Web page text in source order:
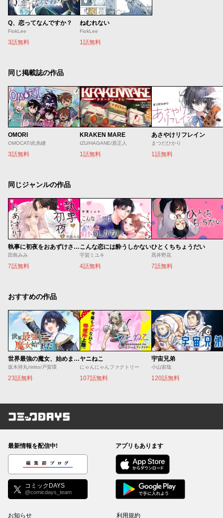
Q、恋ってなんですか？
FiokLee
3話無料
ねむれない
FiokLee
1話無料
同じ掲載誌の作品
OMORI
OMOCAT/此糸縫
3話無料
KRAKEN MARE
IZU/HAGANE/原正人
1話無料
あさやけリフレイン
まつだひかり
1話無料
同じジャンルの作品
執事に初夜をおあずけされてます。
田島みみ
7話無料
こんな恋には酔うしかない
宇賀ミユキ
4話無料
ひとくちちょうだい
髙井野花
7話無料
おすすめの作品
世界最強の魔女、始めました ～私だけ『攻略サイト』を見れる世界で自由に生きます～
坂木持丸/riritto/戸賀環
23話無料
ヤニねこ
にゃんにゃんファクトリー
107話無料
宇宙兄弟
小山宙哉
120話無料
コミックDAYS
最新情報を配信中!
編集部ブログ
コミックDAYS
@comicdays_team
アプリもあります
お知らせ 利用規約